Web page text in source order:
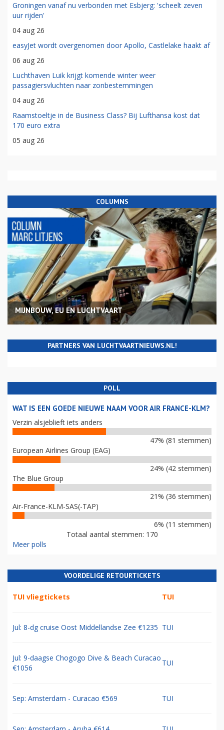
Groningen vanaf nu verbonden met Esbjerg: 'scheelt zeven
uur rijden'
04 aug 26
easyJet wordt overgenomen door Apollo, Castlelake haakt af
06 aug 26
Luchthaven Luik krijgt komende winter weer
passagiersvluchten naar zonbestemmingen
04 aug 26
Raamstoeltje in de Business Class? Bij Lufthansa kost dat
170 euro extra
05 aug 26
COLUMNS
MIJNBOUW, EU EN LUCHTVAART
PARTNERS VAN LUCHTVAARTNIEUWS.NL!
POLL
WAT IS EEN GOEDE NIEUWE NAAM VOOR AIR FRANCE-KLM?
Verzin alsjeblieft iets anders
47% (81 stemmen)
European Airlines Group (EAG)
24% (42 stemmen)
The Blue Group
21% (36 stemmen)
Air-France-KLM-SAS(-TAP)
6% (11 stemmen)
Totaal aantal stemmen: 170
Meer polls
VOORDELIGE RETOURTICKETS
TUI vliegtickets TUI
Jul: 8-dg cruise Oost Middellandse Zee €1235 TUI
Jul: 9-daagse Chogogo Dive & Beach Curacao
€1056
TUI
Sep: Amsterdam - Curacao €569 TUI